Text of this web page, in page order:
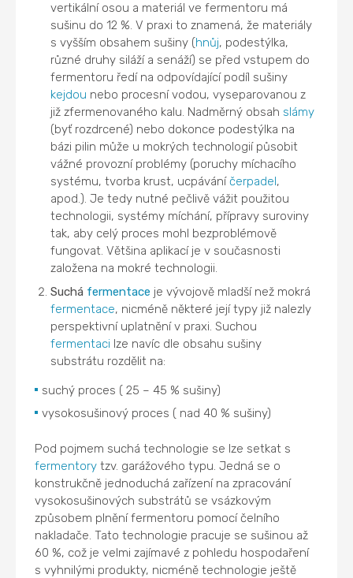
vertikální osou a materiál ve fermentoru má
sušinu do 12 %. V praxi to znamená, že materiály
s vyšším obsahem sušiny (hnůj, podestýlka,
různé druhy siláží a senáží) se před vstupem do
fermentoru ředí na odpovídající podíl sušiny
kejdou nebo procesní vodou, vyseparovanou z
již zfermenovaného kalu. Nadměrný obsah slámy
(byť rozdrcené) nebo dokonce podestýlka na
bázi pilin může u mokrých technologií působit
vážné provozní problémy (poruchy míchacího
systému, tvorba krust, ucpáváníčerpadel,
apod.). Je tedy nutné pečlivě vážit použitou
technologii, systémy míchání, přípravy suroviny
tak, aby celý proces mohl bezproblémově
fungovat. Většina aplikací je v současnosti
založena na mokré technologii.
Suchá fermentace je vývojově mladší než mokrá
fermentace, nicméně některé její typy již nalezly
perspektivní uplatnění v praxi. Suchou
fermentaci lze navíc dle obsahu sušiny
substrátu rozdělit na:
suchý proces ( 25 – 45 % sušiny)
vysokosušinový proces ( nad 40 % sušiny)
Pod pojmem suchá technologie se lze setkat s
fermentory tzv. garážového typu. Jedná se o
konstrukčně jednoduchá zařízení na zpracování
vysokosušinových substrátů se vsázkovým
způsobem plnění fermentoru pomocí čelního
nakladače. Tato technologie pracuje se sušinou až
60 %, což je velmi zajímavé z pohledu hospodaření
s vyhnilými produkty, nicméně technologie ještě